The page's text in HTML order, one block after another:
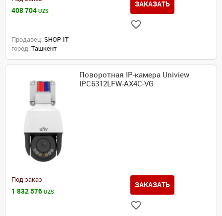
408 704 UZS
ЗАКАЗАТЬ
Продавец: SHOP-IT
город: Ташкент
Поворотная IP-камера Uniview
IPC6312LFW-AX4C-VG
Под заказ
1 832 576 UZS
ЗАКАЗАТЬ